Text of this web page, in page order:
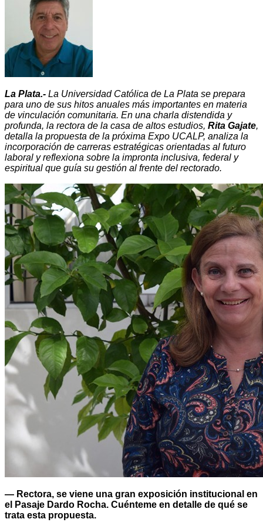
La Plata.- La Universidad Católica de La Plata se prepara
para uno de sus hitos anuales más importantes en materia
de vinculación comunitaria. En una charla distendida y
profunda, la rectora de la casa de altos estudios, Rita Gajate,
detalla la propuesta de la próxima Expo UCALP, analiza la
incorporación de carreras estratégicas orientadas al futuro
laboral y reflexiona sobre la impronta inclusiva, federal y
espiritual que guía su gestión al frente del rectorado.
— Rectora, se viene una gran exposición institucional en
el Pasaje Dardo Rocha. Cuénteme en detalle de qué se
trata esta propuesta.